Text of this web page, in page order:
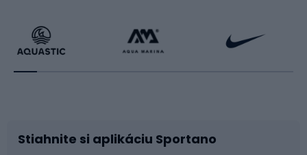
Beh
Príslušenstvo k bicyklom
Raketové športy
Sane a kĺzačky
Stiahnite si aplikáciu Sportano